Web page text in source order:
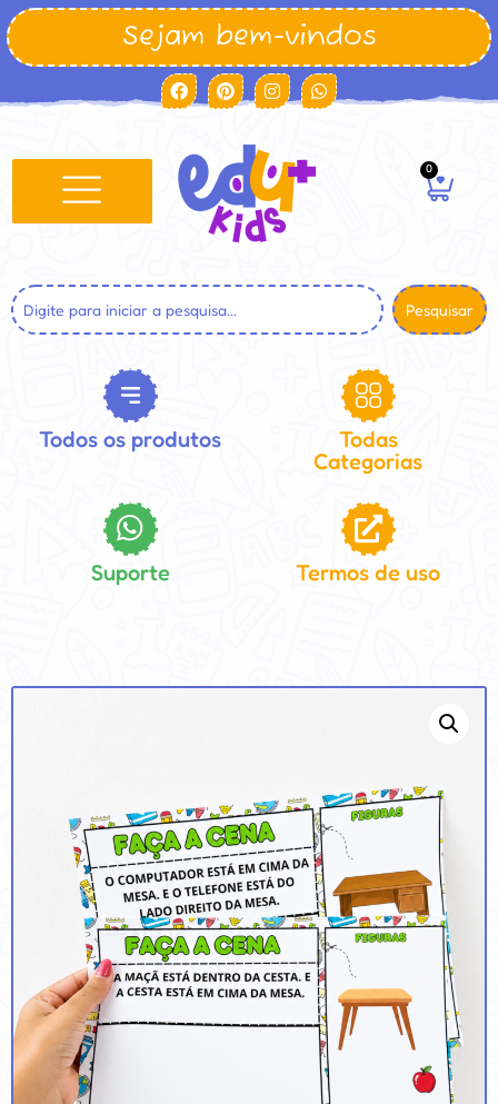
Sejam bem-vindos
0
Pesquisar
Todos os produtos
Todas
Categorias
Suporte Termos de uso